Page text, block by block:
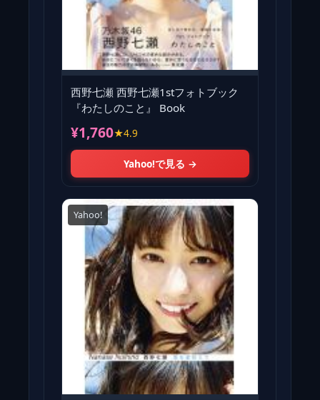
西野七瀬 西野七瀬1stフォトブック
『わたしのこと』 Book
¥1,760★4.9
Yahoo!で見る →
Yahoo!